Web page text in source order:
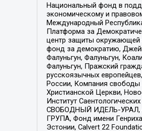
Национальный фонд в
экономическому и
Международный
Платформа за
центр защиты окружающей
фонд за демократию,
Фалуньгун, Фалуньгун,
Фалуньгун, Пражский
русскоязычных
России, Компания свободы
Христианской Церкви,
Институт
СВОБОДНЫЙ ИДЕЛЬ-УРАЛ,
ГРУПА, Фонд имени
Эстонии, Calvert 22